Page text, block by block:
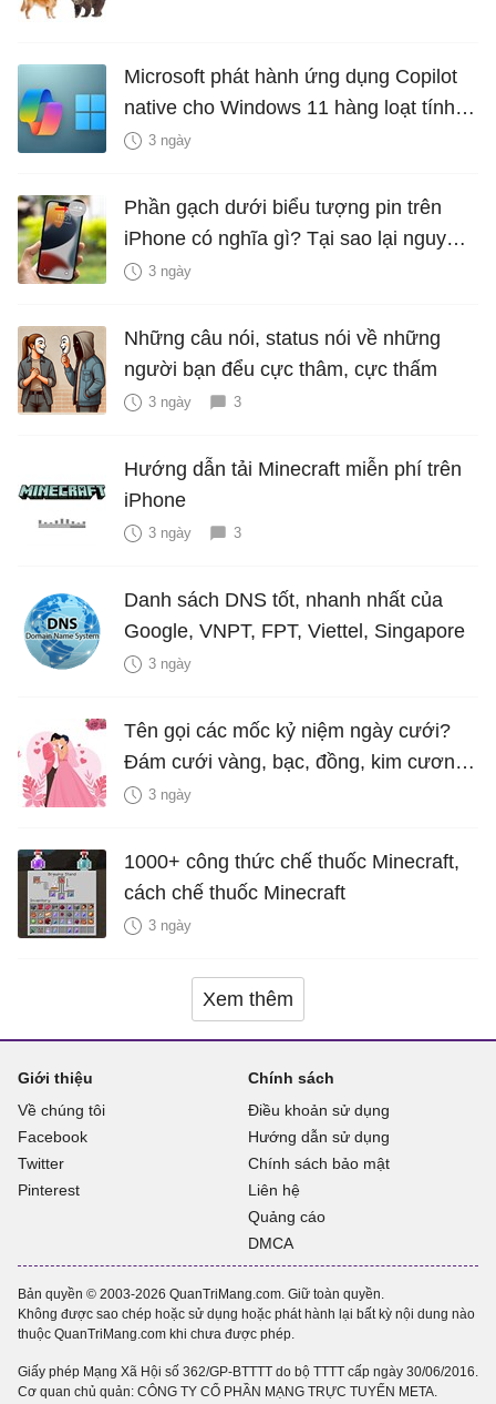
Microsoft phát hành ứng dụng Copilot
native cho Windows 11 hàng loạt tính
năng mới Hữu Ích
3 ngày
Phần gạch dưới biểu tượng pin trên
iPhone có nghĩa gì? Tại sao lại nguy
hiểm?
3 ngày
Những câu nói, status nói về những
người bạn đểu cực thâm, cực thấm
3 ngày 3
Hướng dẫn tải Minecraft miễn phí trên
iPhone
3 ngày 3
Danh sách DNS tốt, nhanh nhất của
Google, VNPT, FPT, Viettel, Singapore
3 ngày
Tên gọi các mốc kỷ niệm ngày cưới?
Đám cưới vàng, bạc, đồng, kim cương
là bao nhiêu năm?
3 ngày
1000+ công thức chế thuốc Minecraft,
cách chế thuốc Minecraft
3 ngày
Xem thêm
Giới thiệu
Về chúng tôi
Facebook
Twitter
Pinterest
Chính sách
Điều khoản sử dụng
Hướng dẫn sử dụng
Chính sách bảo mật
Liên hệ
Quảng cáo
DMCA
Bản quyền © 2003-2026 QuanTriMang.com. Giữ toàn quyền.
Không được sao chép hoặc sử dụng hoặc phát hành lại bất kỳ nội dung nào
thuộc QuanTriMang.com khi chưa được phép.
Giấy phép Mạng Xã Hội số 362/GP-BTTTT do bộ TTTT cấp ngày 30/06/2016.
Cơ quan chủ quản: CÔNG TY CỔ PHẦN MẠNG TRỰC TUYẾN META.